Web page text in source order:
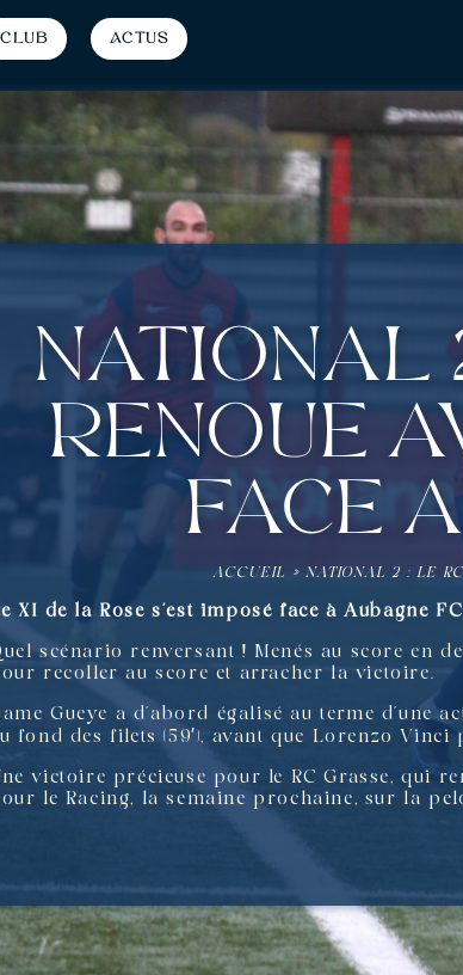
Club Actus
National
renoue
face à
ACCUEIL » NATIONAL 2 : LE
XI de la Rose s’est imposé face à Aubagne
scénario renversant ! Menés au score en
recoller au score et arracher la victoire.
Gueye a d’abord égalisé au terme
fond des filets (59′), avant que Lorenzo Vinci
victoire précieuse pour le RC Grasse, qui
le Racing, la semaine prochaine, sur la